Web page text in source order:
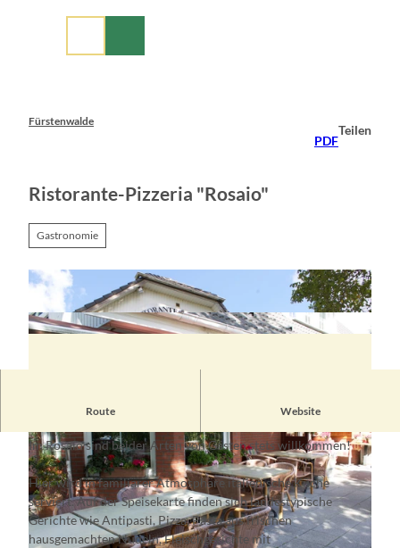
Fürstenwalde
PDF
Teilen
Ristorante-Pizzeria "Rosaio"
Gastronomie
© Alexandra Pohnke
Route Website
„Manche Leute essen um zu leben,
Im Rosaio sind beider Arten von Gästen stets willkommen!
Hier wird in familiärer Atmosphäre italienische Küche
serviert. Auf der Speisekarte finden sich landestypische
Gerichte wie Antipasti, Pizza, Pasta aus frischen
hausgemachten Nudeln, Fleischgerichte mit